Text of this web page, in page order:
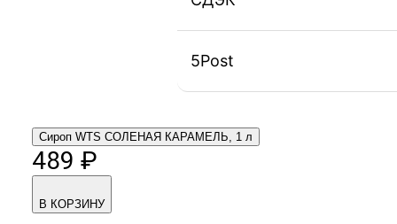
5Post
Сироп WTS СОЛЕНАЯ КАРАМЕЛЬ, 1 л
489 ₽
В КОРЗИНУ